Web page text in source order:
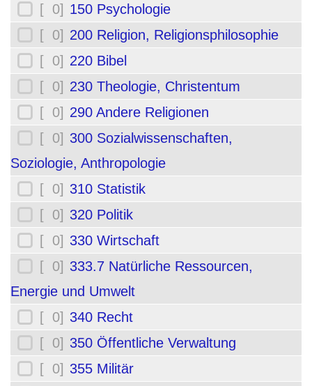
[ 0] 150 Psychologie
[ 0] 200 Religion, Religionsphilosophie
[ 0] 220 Bibel
[ 0] 230 Theologie, Christentum
[ 0] 290 Andere Religionen
[ 0] 300 Sozialwissenschaften,
Soziologie, Anthropologie
[ 0] 310 Statistik
[ 0] 320 Politik
[ 0] 330 Wirtschaft
[ 0] 333.7 Natürliche Ressourcen,
Energie und Umwelt
[ 0] 340 Recht
[ 0] 350 Öffentliche Verwaltung
[ 0] 355 Militär